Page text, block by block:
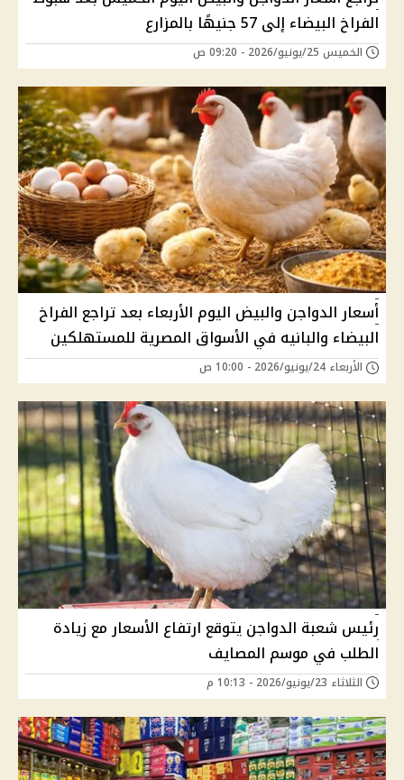
الفراخ البيضاء إلى 57 جنيهًا بالمزارع
الخميس 25/يونيو/2026 - 09:20 ص
أسعار الدواجن والبيض اليوم الأربعاء بعد تراجع الفراخ
البيضاء والبانيه في الأسواق المصرية للمستهلكين
الأربعاء 24/يونيو/2026 - 10:00 ص
رئيس شعبة الدواجن يتوقع ارتفاع الأسعار مع زيادة
الطلب في موسم المصايف
الثلاثاء 23/يونيو/2026 - 10:13 م